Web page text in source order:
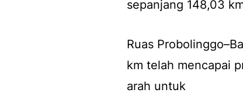
sepanjang 148,03
Ruas
km telah mencapai
arah untuk